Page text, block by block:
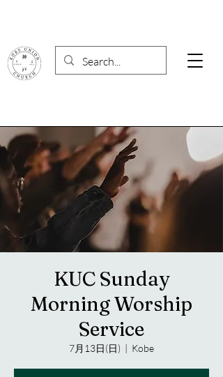
KUC Sunday
Morning Worship
Service
7月13日(日)
  |
Kobe